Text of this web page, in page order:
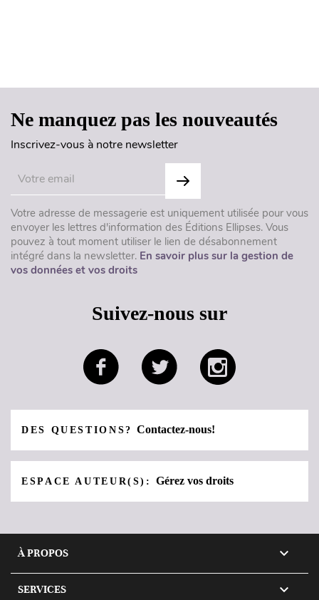
Ne manquez pas les nouveautés
Inscrivez-vous à notre newsletter
Votre adresse de messagerie est uniquement utilisée pour vous
envoyer les lettres d'information des Éditions Ellipses. Vous
pouvez à tout moment utiliser le lien de désabonnement
intégré dans la newsletter. En savoir plus sur la gestion de
vos données et vos droits
Suivez-nous sur
DES QUESTIONS?Contactez-nous!
ESPACE AUTEUR(S):Gérez vos droits
À PROPOS 
SERVICES 